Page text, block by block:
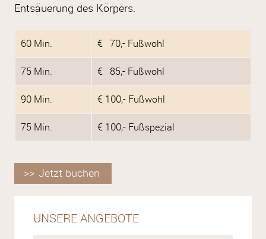
Entsäuerung des Körpers.
60 Min. € 70,- Fußwohl
75 Min. € 85,- Fußwohl
90 Min. € 100,- Fußwohl
75 Min. € 100,- Fußspezial
Jetzt buchen
UNSERE ANGEBOTE